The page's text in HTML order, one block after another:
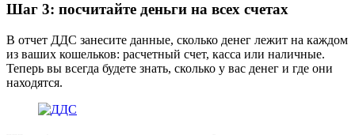
Шаг 3: посчитайте деньги на всех счетах
В отчет ДДС занесите данные, сколько денег лежит на каждом
из ваших кошельков: расчетный счет, касса или наличные.
Теперь вы всегда будете знать, сколько у вас денег и где они
находятся.